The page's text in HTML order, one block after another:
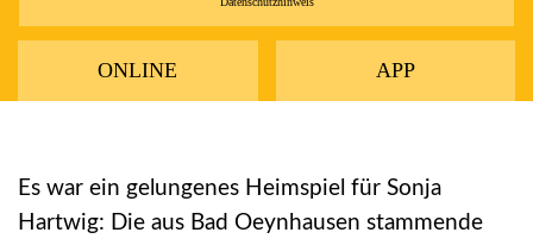
ONLINE APP
Es war ein gelungenes Heimspiel für Sonja
Hartwig: Die aus Bad Oeynhausen stammende